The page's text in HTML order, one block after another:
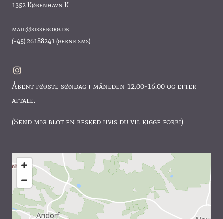
1352 København K
mail@sisseborg.dk
(+45)26188241(gerne sms)
Åbent første søndag i måneden 12.00-16.00 og efter
aftale.
(Send mig blot en besked hvis du vil kigge forbi)